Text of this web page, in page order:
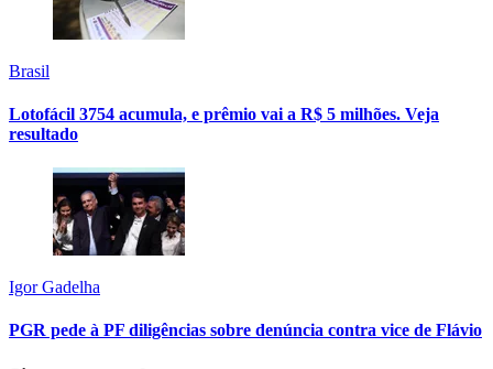
Brasil
Lotofácil 3754 acumula, e prêmio vai a R$ 5 milhões. Veja
resultado
Igor Gadelha
PGR pede à PF diligências sobre denúncia contra vice de Flávio